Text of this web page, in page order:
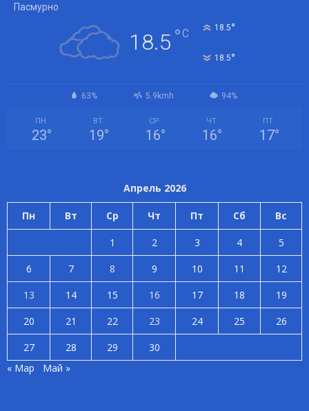
Пасмурно
18.5 °C 18.5°
18.5°
63% 5.9kmh 94%
ПН
23°
ВТ
19°
СР
16°
ЧТ
16°
ПТ
17°
Апрель 2026
Пн Вт Ср Чт Пт Сб Вс
1 2 3 4
5
6
7 8 9 10 11
12
13
14 15 16 17 18
19
20
21 22 23 24 25
26
27
28 29
30
« Мар
Май »